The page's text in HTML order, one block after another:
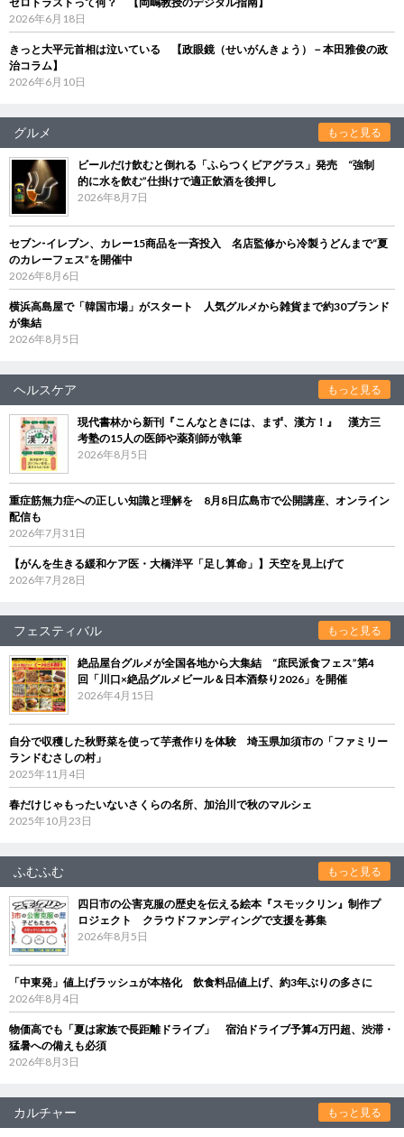
2026年6月18日
きっと大平元首相は泣いている 【政眼鏡（せいがんきょう）－本田雅俊の政
治コラム】
2026年6月10日
グルメ もっと見る
ビールだけ飲むと倒れる「ふらつくビアグラス」発売 “強制
的に水を飲む”仕掛けで適正飲酒を後押し
2026年8月7日
セブン‐イレブン、カレー15商品を一斉投入 名店監修から冷製うどんまで“夏
のカレーフェス”を開催中
2026年8月6日
横浜高島屋で「韓国市場」がスタート 人気グルメから雑貨まで約30ブランド
が集結
2026年8月5日
ヘルスケア もっと見る
現代書林から新刊『こんなときには、まず、漢方！』 漢方三
考塾の15人の医師や薬剤師が執筆
2026年8月5日
重症筋無力症への正しい知識と理解を 8月8日広島市で公開講座、オンライン
配信も
2026年7月31日
【がんを生きる緩和ケア医・大橋洋平「足し算命」】天空を見上げて
2026年7月28日
フェスティバル もっと見る
絶品屋台グルメが全国各地から大集結 “庶民派食フェス”第4
回「川口×絶品グルメビール＆日本酒祭り2026」を開催
2026年4月15日
自分で収穫した秋野菜を使って芋煮作りを体験 埼玉県加須市の「ファミリー
ランドむさしの村」
2025年11月4日
春だけじゃもったいないさくらの名所、加治川で秋のマルシェ
2025年10月23日
ふむふむ もっと見る
四日市の公害克服の歴史を伝える絵本『スモックリン』制作プ
ロジェクト クラウドファンディングで支援を募集
2026年8月5日
「中東発」値上げラッシュが本格化 飲食料品値上げ、約3年ぶりの多さに
2026年8月4日
物価高でも「夏は家族で長距離ドライブ」 宿泊ドライブ予算4万円超、渋滞・
猛暑への備えも必須
2026年8月3日
カルチャー もっと見る